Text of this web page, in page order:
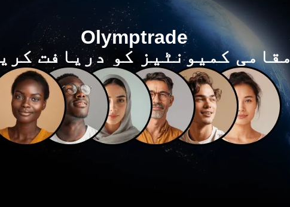
Olymptrade
مقامی کمیونٹیز کو دریافت